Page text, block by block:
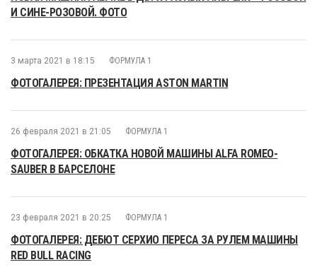
И СИНЕ-РОЗОВОЙ. ФОТО
3 марта 2021 в 18:15 ФОРМУЛА 1
ФОТОГАЛЕРЕЯ: ПРЕЗЕНТАЦИЯ ASTON MARTIN
26 февраля 2021 в 21:05 ФОРМУЛА 1
ФОТОГАЛЕРЕЯ: ОБКАТКА НОВОЙ МАШИНЫ ALFA ROMEO-
SAUBER В БАРСЕЛОНЕ
23 февраля 2021 в 20:25 ФОРМУЛА 1
ФОТОГАЛЕРЕЯ: ДЕБЮТ СЕРХИО ПЕРЕСА ЗА РУЛЕМ МАШИНЫ
RED BULL RACING